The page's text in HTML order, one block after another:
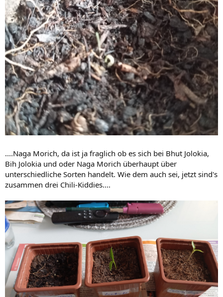
....Naga Morich, da ist ja fraglich ob es sich bei Bhut Jolokia,
Bih Jolokia und oder Naga Morich überhaupt über
unterschiedliche Sorten handelt. Wie dem auch sei, jetzt sind's
zusammen drei Chili-Kiddies....